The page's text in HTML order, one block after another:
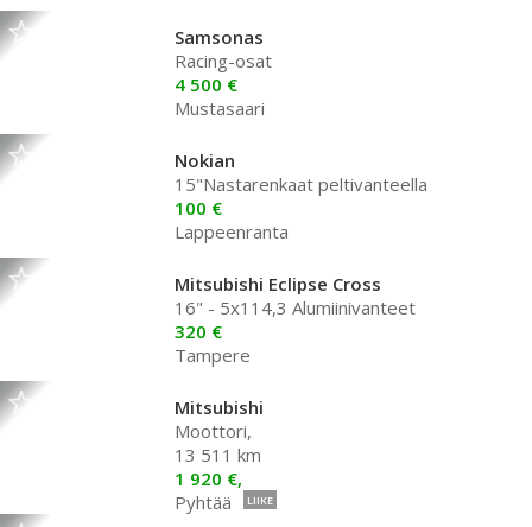
Samsonas
Racing-osat
4 500 €
Mustasaari
Nokian
15"Nastarenkaat peltivanteella
100 €
Lappeenranta
Mitsubishi Eclipse Cross
16" - 5x114,3 Alumiinivanteet
320 €
Tampere
Mitsubishi
Moottori,
13 511 km
1 920 €,
Pyhtää
LIIKE